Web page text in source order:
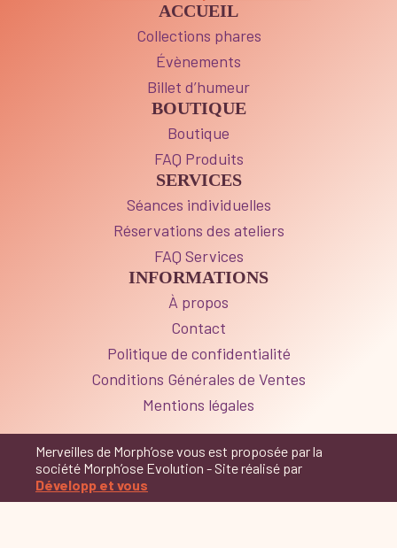
ACCUEIL
Collections phares
Évènements
Billet d’humeur
BOUTIQUE
Boutique
FAQ Produits
SERVICES
Séances individuelles
Réservations des ateliers
FAQ Services
INFORMATIONS
À propos
Contact
Politique de confidentialité
Conditions Générales de Ventes
Mentions légales
Merveilles de Morph’ose vous est proposée par la
société Morph’ose Evolution - Site réalisé par
Développ et vous